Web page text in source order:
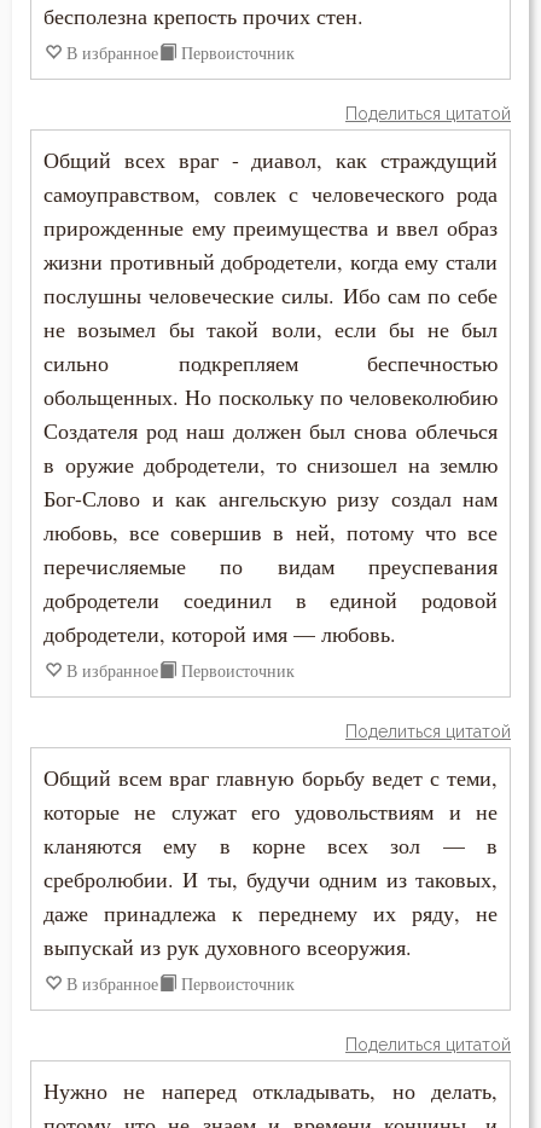
бесполезна крепость прочих стен.
В избранное Первоисточник
Поделиться цитатой
Общий всех враг - диавол, как страждущий
самоуправством, совлек с человеческого рода
прирожденные ему преимущества и ввел образ
жизни противный добродетели, когда ему стали
послушны человеческие силы. Ибо сам по себе
не возымел бы такой воли, если бы не был
сильно подкрепляем беспечностью
обольщенных. Но поскольку по человеколюбию
Создателя род наш должен был снова облечься
в оружие добродетели, то снизошел на землю
Бог-Слово и как ангельскую ризу создал нам
любовь, все совершив в ней, потому что все
перечисляемые по видам преуспевания
добродетели соединил в единой родовой
добродетели, которой имя — любовь.
В избранное Первоисточник
Поделиться цитатой
Общий всем враг главную борьбу ведет с теми,
которые не служат его удовольствиям и не
кланяются ему в корне всех зол — в
сребролюбии. И ты, будучи одним из таковых,
даже принадлежа к переднему их ряду, не
выпускай из рук духовного всеоружия.
В избранное Первоисточник
Поделиться цитатой
Нужно не наперед откладывать, но делать,